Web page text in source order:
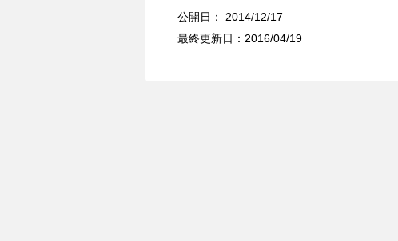
公開日： 2014/12/17
最終更新日：2016/04/19